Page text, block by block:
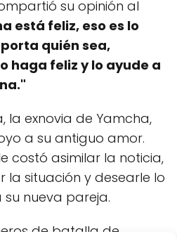
su opinión al
está feliz, eso es lo
quién sea,
haga feliz y lo ayude a
la exnovia de Yamcha,
a su antiguo amor.
costó asimilar la noticia,
situación y desearle lo
nueva pareja.
de batalla de